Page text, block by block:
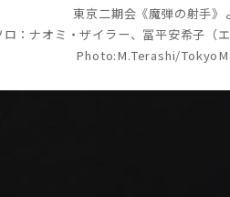
東京二期会《魔弾の射手》
：ナオミ・ザイラー、冨平安希子（
Photo:M.Terashi/